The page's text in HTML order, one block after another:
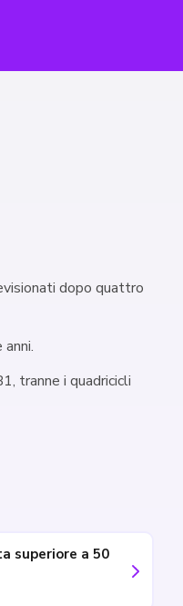
dopo quattro
tranne i quadricicli
superiore a 50